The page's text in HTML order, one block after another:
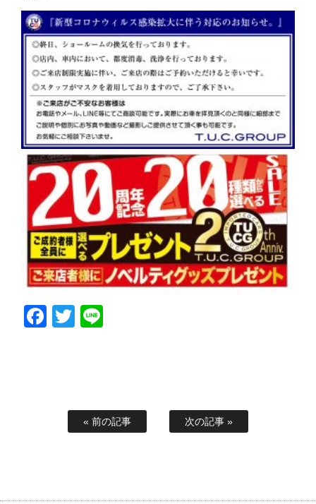
Facebook
Twitter
Line
« 前の記事 次の記事 »